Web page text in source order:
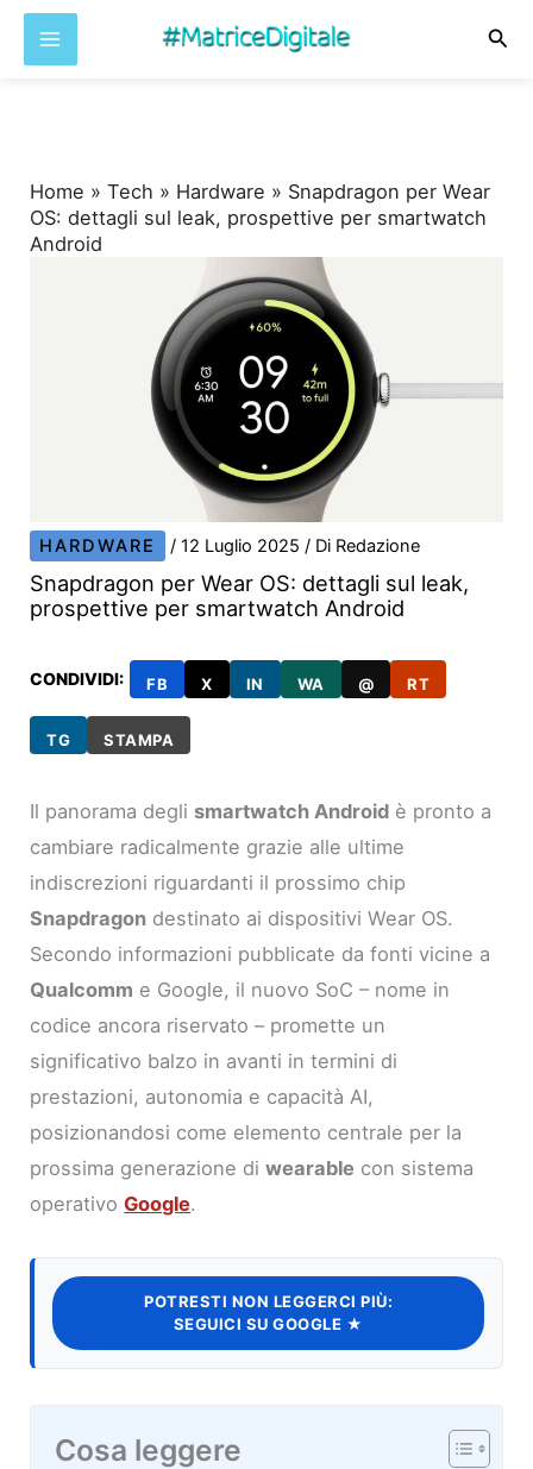
Home »Tech » Hardware » Snapdragon per Wear
OS: dettagli sul leak, prospettive per smartwatch
Android
HARDWARE /12 Luglio 2025/ Di Redazione
Snapdragon per Wear OS: dettagli sul leak,
prospettive per smartwatch Android
CONDIVIDI: FB X IN WA @ RT
TG STAMPA
Il panorama degli smartwatch Android è pronto a
cambiare radicalmente grazie alle ultime
indiscrezioni riguardanti il prossimo chip
Snapdragon destinato ai dispositivi Wear OS.
Secondo informazioni pubblicate da fonti vicine a
Qualcomm e Google, il nuovo SoC – nome in
codice ancora riservato – promette un
significativo balzo in avanti in termini di
prestazioni, autonomia e capacità AI,
posizionandosi come elemento centrale per la
prossima generazione diwearable con sistema
operativoGoogle.
POTRESTI NON LEGGERCI PIÙ:
SEGUICI SU GOOGLE ★
Cosa leggere